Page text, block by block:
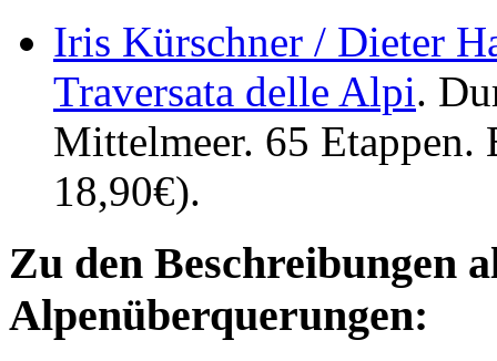
Iris Kürschner / Dieter
Traversata delle Alpi.
Mittelmeer. 65 Etappen.
18,90€).
Zu den Beschreibungen
Alpenüberquerungen: